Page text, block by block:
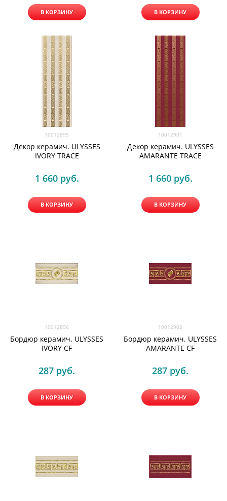
В КОРЗИНУ В КОРЗИНУ
10012895
Декор керамич. ULYSSES
IVORY TRACE
1 660 руб.
В КОРЗИНУ
10012901
Декор керамич. ULYSSES
AMARANTE TRACE
1 660 руб.
В КОРЗИНУ
10012896
Бордюр керамич. ULYSSES
IVORY CF
287 руб.
В КОРЗИНУ
10012902
Бордюр керамич. ULYSSES
AMARANTE CF
287 руб.
В КОРЗИНУ